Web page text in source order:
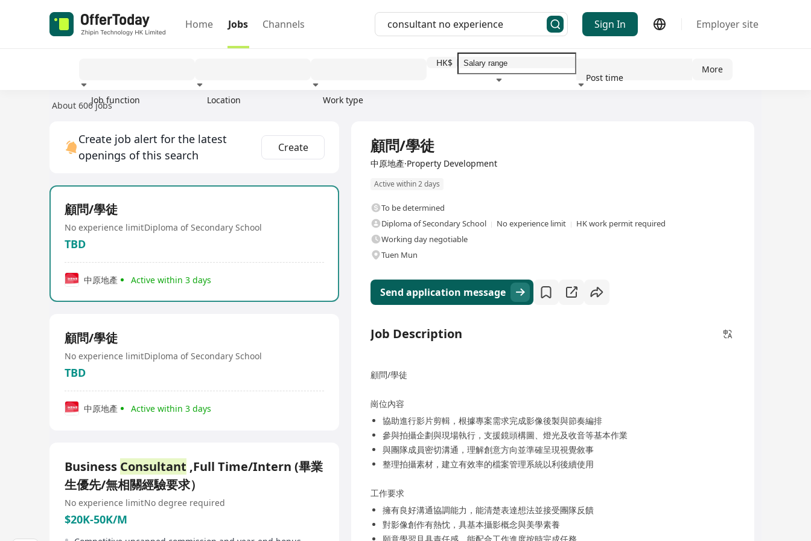
Home Jobs Channels Sign In Employer site
Job function Location Work type
HK$
Post time
More
About 606 jobs
Create job alert for the latest
openings of this search
Create
顧問/學徒
No experience limitDiploma of Secondary School
TBD
中原地產 Active within 3 days
顧問/學徒
No experience limitDiploma of Secondary School
TBD
中原地產 Active within 3 days
Business Consultant ,Full Time/Intern (畢業
生優先/無相關經驗要求）
No experience limitNo degree required
$20K-50K/M
顧問/學徒
中原地產·Property Development
Active within 2 days
To be determined
Diploma of Secondary School
No experience limit
HK work permit required
Working day negotiable
Tuen Mun
Send application message
Job Description
顧問/學徒
崗位內容
協助進行影片剪輯，根據專案需求完成影像後製與節奏編排
參與拍攝企劃與現場執行，支援鏡頭構圖、燈光及收音等基本作業
與團隊成員密切溝通，理解創意方向並準確呈現視覺敘事
整理拍攝素材，建立有效率的檔案管理系統以利後續使用
工作要求
擁有良好溝通協調能力，能清楚表達想法並接受團隊反饋
對影像創作有熱忱，具基本攝影概念與美學素養